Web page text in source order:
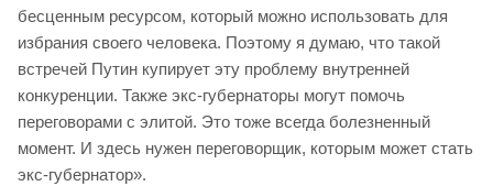
бесценным ресурсом, который можно использовать для
избрания своего человека. Поэтому я думаю, что такой
встречей Путин купирует эту проблему внутренней
конкуренции. Также экс-губернаторы могут помочь
переговорами с элитой. Это тоже всегда болезненный
момент. И здесь нужен переговорщик, которым может стать
экс-губернатор».